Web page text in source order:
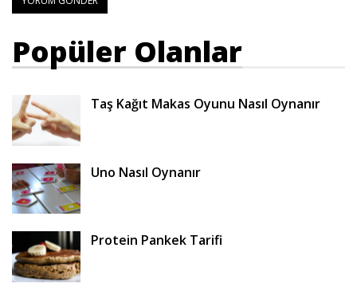
Popüler Olanlar
Taş Kağıt Makas Oyunu Nasıl Oynanır
Uno Nasıl Oynanır
Protein Pankek Tarifi